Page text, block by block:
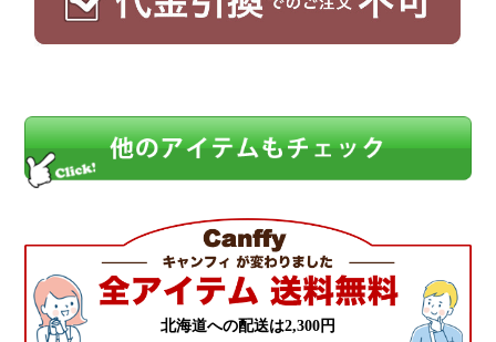
北海道への配送は2,300円